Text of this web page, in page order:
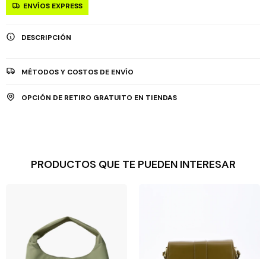
ENVÍOS EXPRESS
DESCRIPCIÓN
MÉTODOS Y COSTOS DE ENVÍO
OPCIÓN DE RETIRO GRATUITO EN TIENDAS
PRODUCTOS QUE TE PUEDEN INTERESAR